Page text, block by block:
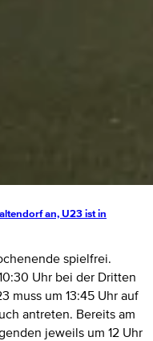
an, U23 ist in
spielfrei.
Uhr bei der Dritten
muss um 13:45 Uhr auf
antreten. Bereits am
jeweils um 12 Uhr